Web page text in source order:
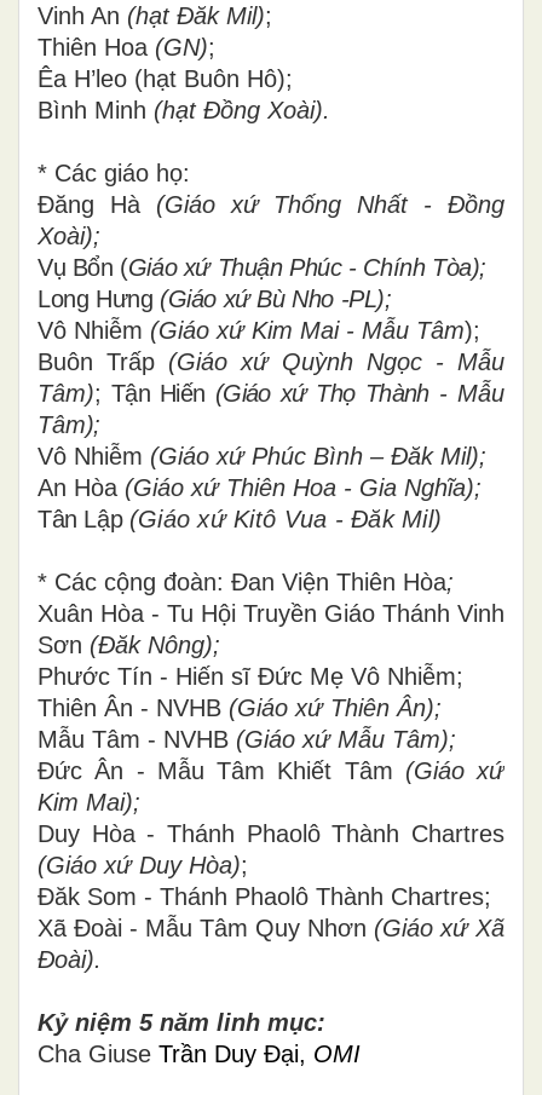
Vinh An (hạt Đăk Mil);
Thiên Hoa (GN);
Êa H’leo (hạt Buôn Hô);
Bình Minh (hạt Đồng Xoài).
* Các giáo họ:
Đăng Hà (Giáo xứ Thống Nhất - Đồng
Xoài);
Vụ Bổn (Giáo xứ Thuận Phúc - Chính Tòa);
Long Hưng (Giáo xứ Bù Nho -PL);
Vô Nhiễm (Giáo xứ Kim Mai - Mẫu Tâm);
Buôn Trấp (Giáo xứ Quỳnh Ngọc - Mẫu
Tâm); Tận Hiến (Giáo xứ Thọ Thành - Mẫu
Tâm);
Vô Nhiễm (Giáo xứ Phúc Bình – Đăk Mil);
An Hòa (Giáo xứ Thiên Hoa - Gia Nghĩa);
Tân Lập (Giáo xứ Kitô Vua - Đăk Mil)
* Các cộng đoàn: Đan Viện Thiên Hòa;
Xuân Hòa - Tu Hội Truyền Giáo Thánh Vinh
Sơn (Đăk Nông);
Phước Tín - Hiến sĩ Đức Mẹ Vô Nhiễm;
Thiên Ân - NVHB (Giáo xứ Thiên Ân);
Mẫu Tâm - NVHB (Giáo xứ Mẫu Tâm);
Đức Ân - Mẫu Tâm Khiết Tâm (Giáo xứ
Kim Mai);
Duy Hòa - Thánh Phaolô Thành Chartres
(Giáo xứ Duy Hòa);
Đăk Som - Thánh Phaolô Thành Chartres;
Xã Đoài - Mẫu Tâm Quy Nhơn (Giáo xứ Xã
Đoài).
Kỷ niệm 5 năm linh mục:
Cha Giuse Trần Duy Đại, OMI